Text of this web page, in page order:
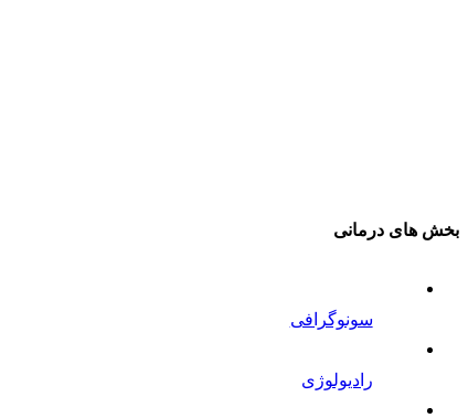
بخش های درمانی
سونوگرافی
رادیولوژی